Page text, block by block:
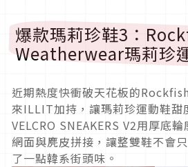
爆款瑪莉珍鞋3：
Weatherwear瑪莉珍
近期熱度快衝破天花板的
來ILLIT加持，讓瑪莉珍運動鞋甜
VELCRO SNEAKERS V2用厚底
網面與麂皮拼接，讓整雙鞋不會
了一點韓系街頭味。